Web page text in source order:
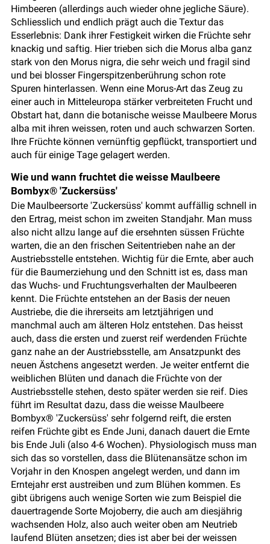
Himbeeren (allerdings auch wieder ohne jegliche Säure).
Schliesslich und endlich prägt auch die Textur das
Esserlebnis: Dank ihrer Festigkeit wirken die Früchte sehr
knackig und saftig. Hier trieben sich die Morus alba ganz
stark von den Morus nigra, die sehr weich und fragil sind
und bei blosser Fingerspitzenberührung schon rote
Spuren hinterlassen. Wenn eine Morus-Art das Zeug zu
einer auch in Mitteleuropa stärker verbreiteten Frucht und
Obstart hat, dann die botanische weisse Maulbeere Morus
alba mit ihren weissen, roten und auch schwarzen Sorten.
Ihre Früchte können vernünftig gepflückt, transportiert und
auch für einige Tage gelagert werden.
Wie und wann fruchtet die weisse Maulbeere
Bombyx® 'Zuckersüss'
Die Maulbeersorte 'Zuckersüss' kommt auffällig schnell in
den Ertrag, meist schon im zweiten Standjahr. Man muss
also nicht allzu lange auf die ersehnten süssen Früchte
warten, die an den frischen Seitentrieben nahe an der
Austriebsstelle entstehen. Wichtig für die Ernte, aber auch
für die Baumerziehung und den Schnitt ist es, dass man
das Wuchs- und Fruchtungsverhalten der Maulbeeren
kennt. Die Früchte entstehen an der Basis der neuen
Austriebe, die die ihrerseits am letztjährigen und
manchmal auch am älteren Holz entstehen. Das heisst
auch, dass die ersten und zuerst reif werdenden Früchte
ganz nahe an der Austriebsstelle, am Ansatzpunkt des
neuen Ästchens angesetzt werden. Je weiter entfernt die
weiblichen Blüten und danach die Früchte von der
Austriebsstelle stehen, desto später werden sie reif. Dies
führt im Resultat dazu, dass die weisse Maulbeere
Bombyx® 'Zuckersüss' sehr folgernd reift, die ersten
reifen Früchte gibt es Ende Juni, danach dauert die Ernte
bis Ende Juli (also 4-6 Wochen). Physiologisch muss man
sich das so vorstellen, dass die Blütenansätze schon im
Vorjahr in den Knospen angelegt werden, und dann im
Erntejahr erst austreiben und zum Blühen kommen. Es
gibt übrigens auch wenige Sorten wie zum Beispiel die
dauertragende Sorte Mojoberry, die auch am diesjährig
wachsenden Holz, also auch weiter oben am Neutrieb
laufend Blüten ansetzen; dies ist aber bei der weissen